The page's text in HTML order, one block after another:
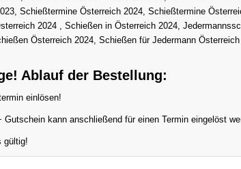
Schießtermine Österreich 2024, Schießtermine
2024 , Schießen in Österreich 2024,
Österreich 2024, Schießen für Jedermann Österreich
Ablauf der Bestellung:
einlösen!
kann anschließend für einen Termin eingelöst
gültig!